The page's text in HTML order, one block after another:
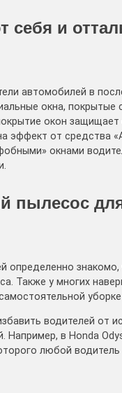
и
автомобилей в
окна,
окон
эффект от средства
окнами
пылесос
определенно знакомо,
Также у многих
водителей от
в Honda
любой